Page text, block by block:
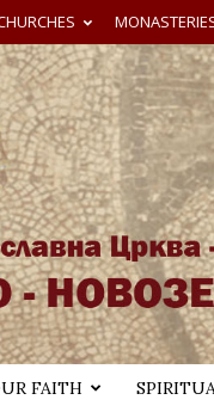
FAITH